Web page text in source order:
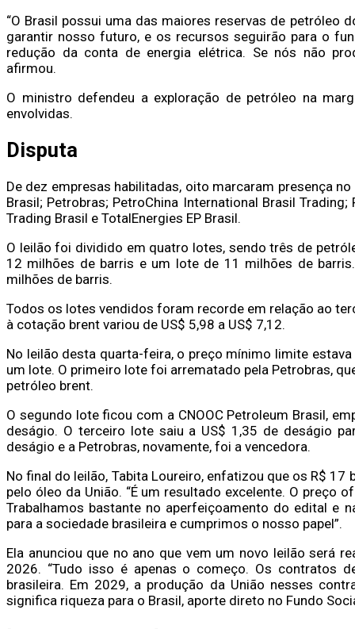
“O Brasil possui uma das maiores reservas de petróleo
garantir nosso futuro, e os recursos seguirão para o
redução da conta de energia elétrica. Se nós não
afirmou.
O ministro defendeu a exploração de petróleo na
envolvidas.
Disputa
De dez empresas habilitadas, oito marcaram presença
Brasil; Petrobras; PetroChina International Brasil
Trading Brasil e TotalEnergies EP Brasil.
O leilão foi dividido em quatro lotes, sendo três de
12 milhões de barris e um lote de 11 milhões de
milhões de barris.
Todos os lotes vendidos foram recorde em relação ao
à cotação brent variou de US$ 5,98 a US$ 7,12.
No leilão desta quarta-feira, o preço mínimo limite
um lote. O primeiro lote foi arrematado pela Petrobras,
petróleo brent.
O segundo lote ficou com a CNOOC Petroleum Brasil,
deságio. O terceiro lote saiu a US$ 1,35 de deságio
deságio e a Petrobras, novamente, foi a vencedora.
No final do leilão, Tabita Loureiro, enfatizou que os R$
pelo óleo da União. “É um resultado excelente. O
Trabalhamos bastante no aperfeiçoamento do edital e
para a sociedade brasileira e cumprimos o nosso papel”.
Ela anunciou que no ano que vem um novo leilão será
2026. “Tudo isso é apenas o começo. Os contratos
brasileira. Em 2029, a produção da União nesses
significa riqueza para o Brasil, aporte direto no Fundo